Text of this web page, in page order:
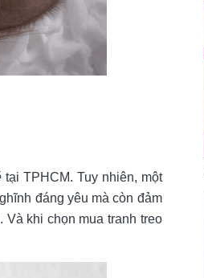
tại TPHCM. Tuy nhiên, một
đáng yêu mà còn đảm
Và khi chọn mua tranh treo